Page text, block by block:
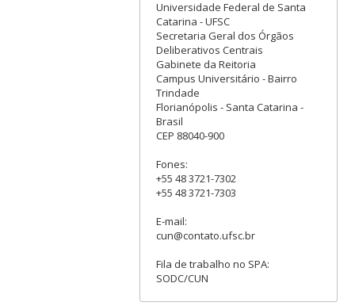
Universidade Federal de Santa
Catarina - UFSC
Secretaria Geral dos Órgãos
Deliberativos Centrais
Gabinete da Reitoria
Campus Universitário - Bairro
Trindade
Florianópolis - Santa Catarina -
Brasil
CEP 88040-900
Fones:
+55 48 3721-7302
+55 48 3721-7303
E-mail:
cun@contato.ufsc.br
Fila de trabalho no SPA:
SODC/CUN